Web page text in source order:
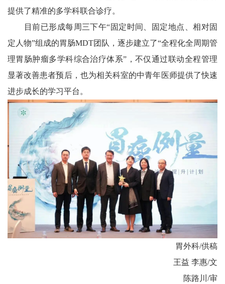
提供了精准的多学科联合诊疗。
目前已形成每周三下午“固定时间、固定地点、相对固
定人物”组成的胃肠MDT团队，逐步建立了“全程化全周期管
理胃肠肿瘤多学科综合治疗体系”，不仅通过联动全程管理
显著改善患者预后，也为相关科室的中青年医师提供了快速
进步成长的学习平台。
胃外科/供稿
王益 李惠/文
陈路川/审